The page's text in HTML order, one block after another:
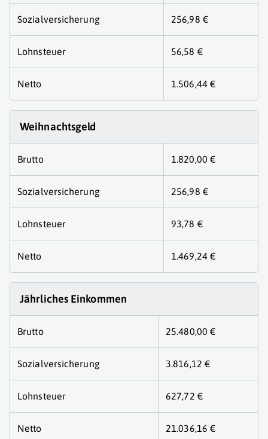
Sozialversicherung 256,98 €
Lohnsteuer 56,58 €
Netto 1.506,44 €
Weihnachtsgeld
Brutto 1.820,00 €
Sozialversicherung 256,98 €
Lohnsteuer 93,78 €
Netto 1.469,24 €
Jährliches Einkommen
Brutto 25.480,00 €
Sozialversicherung 3.816,12 €
Lohnsteuer 627,72 €
Netto 21.036,16 €